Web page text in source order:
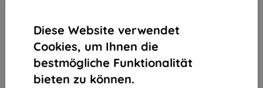
Diese Website verwendet
Cookies, um Ihnen die
bestmögliche Funktionalität
bieten zu können.
vom ganzen